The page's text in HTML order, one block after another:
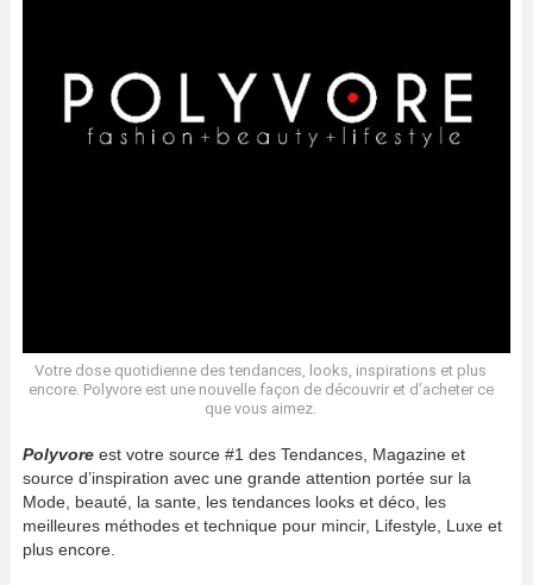
Votre dose quotidienne des tendances, looks, inspirations et plus
encore. Polyvore est une nouvelle façon de découvrir et d’acheter ce
que vous aimez.
Polyvore est votre source #1 des Tendances, Magazine et
source d’inspiration avec une grande attention portée sur la
Mode, beauté, la sante, les tendances looks et déco, les
meilleures méthodes et technique pour mincir, Lifestyle, Luxe et
plus encore.